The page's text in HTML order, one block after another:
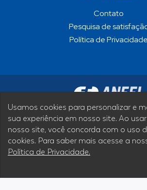
Contato
Pesquisa de
Política de Privacidade
Usamos cookies para personalizar e
sua experiência em nosso site. Ao
nosso site, você concorda com o uso
cookies. Para saber mais acesse a
Política de Privacidade.
Siga nossas redes sociais
Desenvolvimento Micronec